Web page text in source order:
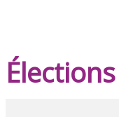
Élections